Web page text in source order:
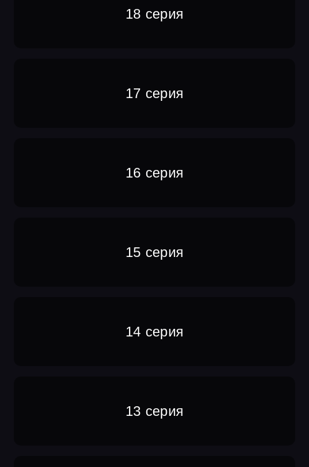
18 серия
17 серия
16 серия
15 серия
14 серия
13 серия